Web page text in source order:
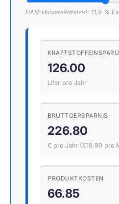
HAN-Universitätstest: 11,9 %
126.00
Liter pro Jahr
BRUTTOERSPARNIS
226.80
€ pro Jahr (€18.90 pro
PRODUKTKOSTEN
66.85